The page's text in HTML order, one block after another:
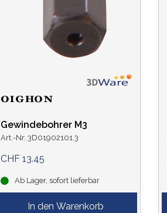
Gewindebohrer M3
Art.-Nr. 3D01902101.3
CHF 13.45
Ab Lager, sofort lieferbar